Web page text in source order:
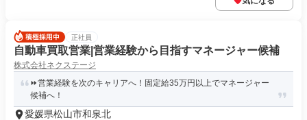
正社員
自動車買取営業|営業経験から目指すマネージャー候補
株式会社ネクステージ
⏩️営業経験を次のキャリアへ！固定給35万円以上でマネージャー
候補へ！
愛媛県松山市和泉北